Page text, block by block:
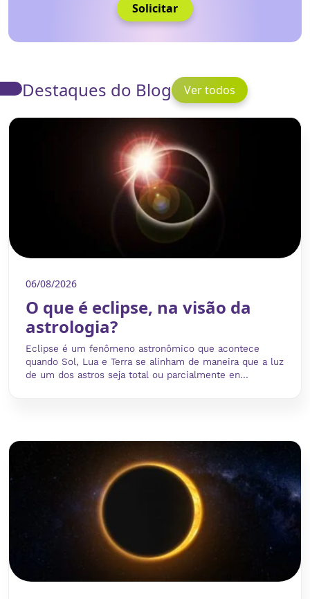
Solicitar
Destaques do Blog Ver todos
06/08/2026
O que é eclipse, na visão da
astrologia?
Eclipse é um fenômeno astronômico que acontece
quando Sol, Lua e Terra se alinham de maneira que a luz
de um dos astros seja total ou parcialmente en...